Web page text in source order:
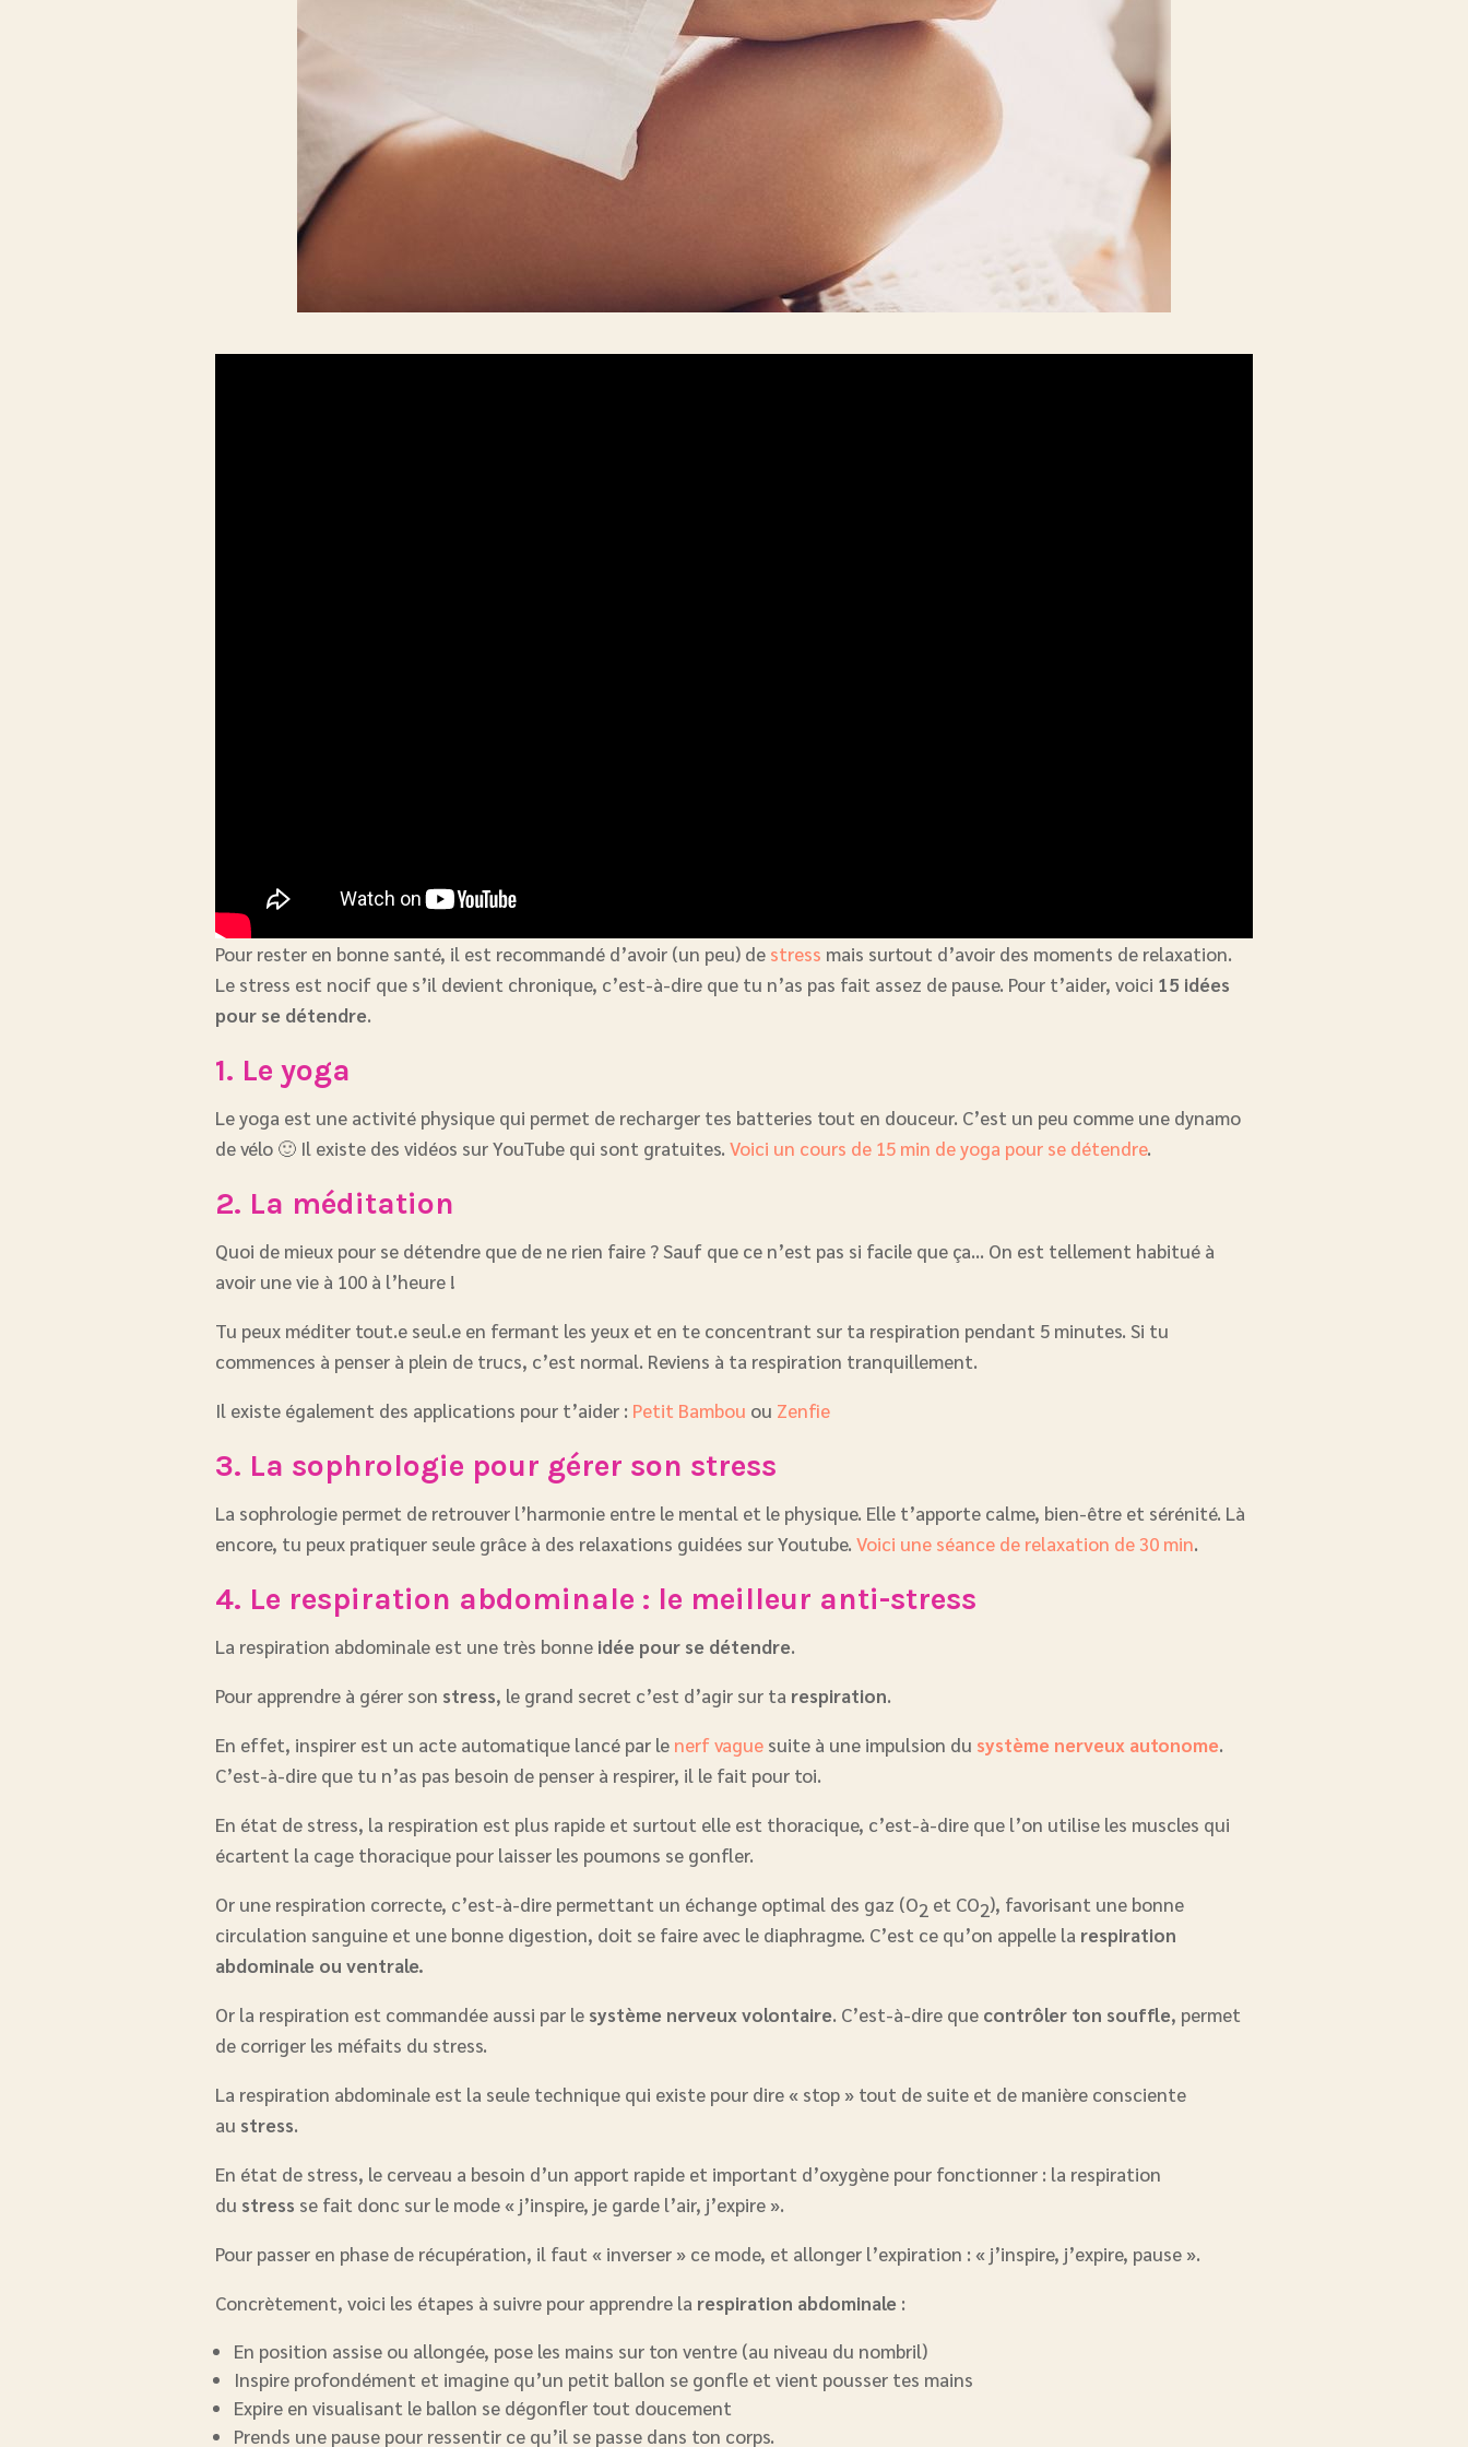
Pour rester en bonne santé, il est recommandé d’avoir (un peu) de stress mais surtout d’avoir des moments de relaxation.
Le stress est nocif que s’il devient chronique, c’est-à-dire que tu n’as pas fait assez de pause. Pour t’aider, voici 15 idées
pour se détendre.
1. Le yoga
Le yoga est une activité physique qui permet de recharger tes batteries tout en douceur. C’est un peu comme une dynamo
de vélo 🙂 Il existe des vidéos sur YouTube qui sont gratuites. Voici un cours de 15 min de yoga pour se détendre.
2. La méditation
Quoi de mieux pour se détendre que de ne rien faire ? Sauf que ce n’est pas si facile que ça… On est tellement habitué à
avoir une vie à 100 à l’heure !
Tu peux méditer tout.e seul.e en fermant les yeux et en te concentrant sur ta respiration pendant 5 minutes. Si tu
commences à penser à plein de trucs, c’est normal. Reviens à ta respiration tranquillement.
Il existe également des applications pour t’aider : Petit Bambou ou Zenfie
3. La sophrologie pour gérer son stress
La sophrologie permet de retrouver l’harmonie entre le mental et le physique. Elle t’apporte calme, bien-être et sérénité. Là
encore, tu peux pratiquer seule grâce à des relaxations guidées sur Youtube. Voici une séance de relaxation de 30 min.
4. Le respiration abdominale : le meilleur anti-stress
La respiration abdominale est une très bonne idée pour se détendre.
Pour apprendre à gérer son stress, le grand secret c’est d’agir sur ta respiration.
En effet, inspirer est un acte automatique lancé par le nerf vague suite à une impulsion du système nerveux autonome.
C’est-à-dire que tu n’as pas besoin de penser à respirer, il le fait pour toi.
En état de stress, la respiration est plus rapide et surtout elle est thoracique, c’est-à-dire que l’on utilise les muscles qui
écartent la cage thoracique pour laisser les poumons se gonfler.
Or une respiration correcte, c’est-à-dire permettant un échange optimal des gaz (O2 et CO2), favorisant une bonne
circulation sanguine et une bonne digestion, doit se faire avec le diaphragme. C’est ce qu’on appelle la respiration
abdominale ou ventrale.
Or la respiration est commandée aussi par le système nerveux volontaire. C’est-à-dire que contrôler ton souffle, permet
de corriger les méfaits du stress.
La respiration abdominale est la seule technique qui existe pour dire « stop » tout de suite et de manière consciente
au stress.
En état de stress, le cerveau a besoin d’un apport rapide et important d’oxygène pour fonctionner : la respiration
du stress se fait donc sur le mode « j’inspire, je garde l’air, j’expire ».
Pour passer en phase de récupération, il faut « inverser » ce mode, et allonger l’expiration : « j’inspire, j’expire, pause ».
Concrètement, voici les étapes à suivre pour apprendre la respiration abdominale :
En position assise ou allongée, pose les mains sur ton ventre (au niveau du nombril)
Inspire profondément et imagine qu’un petit ballon se gonfle et vient pousser tes mains
Expire en visualisant le ballon se dégonfler tout doucement
Prends une pause pour ressentir ce qu’il se passe dans ton corps.